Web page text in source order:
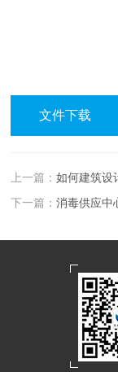
文件下载
上一篇：如何建筑设
下一篇：消毒供应中